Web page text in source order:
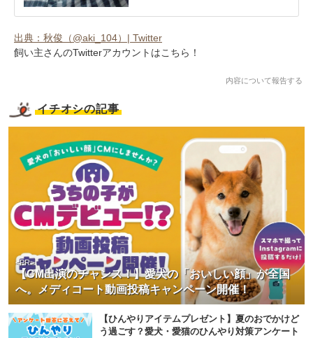
出典：秋俊（@aki_104）| Twitter
飼い主さんのTwitterアカウントはこちら！
内容について報告する
イチオシの記事
【CM出演のチャンス！】愛犬の「おいしい顔」が全国
へ。メディコート動画投稿キャンペーン開催！
<PR>
【ひんやりアイテムプレゼント】夏のおでかけど
う過ごす？愛犬・愛猫のひんやり対策アンケート